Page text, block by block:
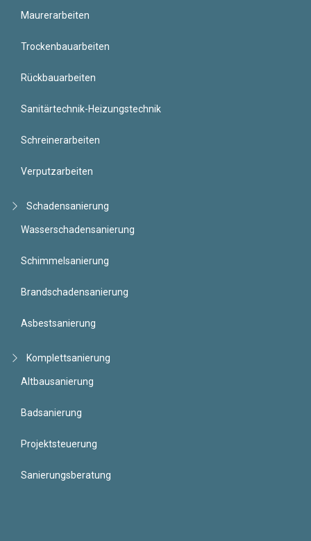
Maurerarbeiten
Trockenbauarbeiten
Rückbauarbeiten
Sanitärtechnik-Heizungstechnik
Schreinerarbeiten
Verputzarbeiten
Schadensanierung
Wasserschadensanierung
Schimmelsanierung
Brandschadensanierung
Asbestsanierung
Komplettsanierung
Altbausanierung
Badsanierung
Projektsteuerung
Sanierungsberatung